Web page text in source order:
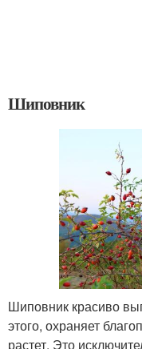
Шиповник
Шиповник красиво
этого, охраняет
растет. Это